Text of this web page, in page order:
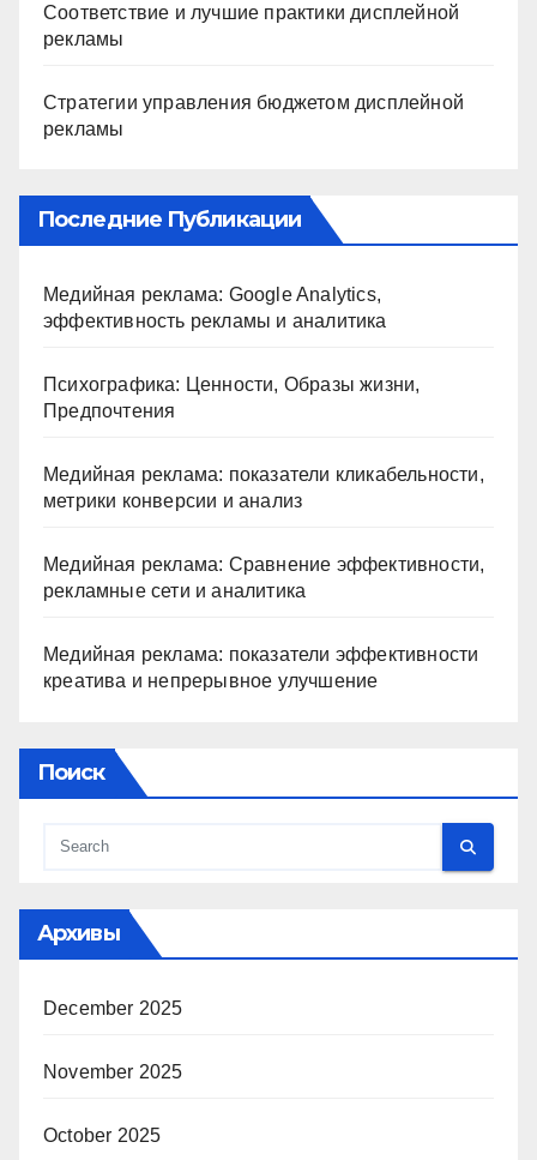
Соответствие и лучшие практики дисплейной
рекламы
Стратегии управления бюджетом дисплейной
рекламы
Последние Публикации
Медийная реклама: Google Analytics,
эффективность рекламы и аналитика
Психографика: Ценности, Образы жизни,
Предпочтения
Медийная реклама: показатели кликабельности,
метрики конверсии и анализ
Медийная реклама: Сравнение эффективности,
рекламные сети и аналитика
Медийная реклама: показатели эффективности
креатива и непрерывное улучшение
Поиск
Архивы
December 2025
November 2025
October 2025